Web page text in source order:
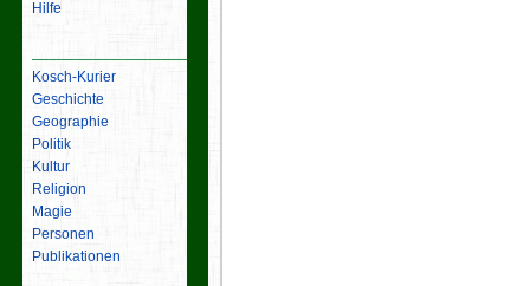
Hilfe
Kosch-Kurier
Geschichte
Geographie
Politik
Kultur
Religion
Magie
Personen
Publikationen